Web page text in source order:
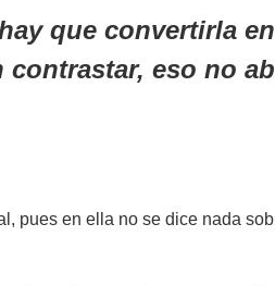
que convertirla
eso no
pues en ella no se dice nada